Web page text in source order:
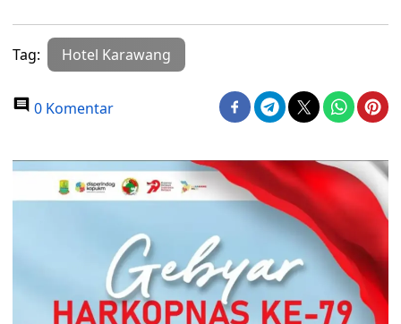
Tag: Hotel Karawang
0 Komentar